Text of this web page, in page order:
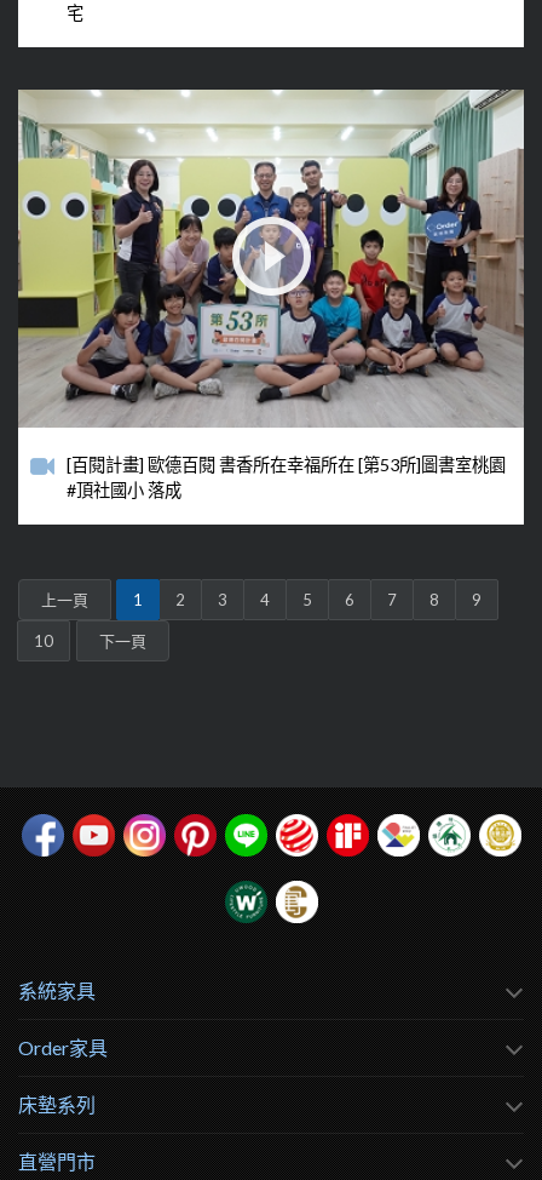
宅
[百閱計畫] 歐德百閱 書香所在幸福所在 [第53所]圖書室桃園
#頂社國小 落成
上一頁 1 2 3 4 5 6 7 8 9
10 下一頁
系統家具
Order家具
床墊系列
直營門市